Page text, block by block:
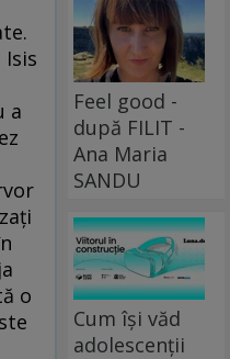
a
o
Feel good -
după FILIT -
Ana Maria
SANDU
Cum își văd
adolescenții